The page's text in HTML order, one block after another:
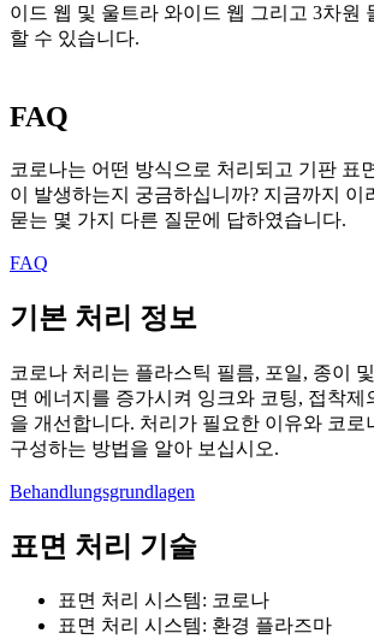
이드 웹 및 울트라 와이드 웹 그리고 3차원
할 수 있습니다.
FAQ
코로나는 어떤 방식으로 처리되고 기판 표
이 발생하는지 궁금하십니까? 지금까지 이
묻는 몇 가지 다른 질문에 답하였습니다.
FAQ
기본 처리 정보
코로나 처리는 플라스틱 필름, 포일, 종이
면 에너지를 증가시켜 잉크와 코팅, 접착제
을 개선합니다. 처리가 필요한 이유와 코로
구성하는 방법을 알아 보십시오.
Behandlungsgrundlagen
표면 처리 기술
표면 처리 시스템: 코로나
표면 처리 시스템: 환경 플라즈마